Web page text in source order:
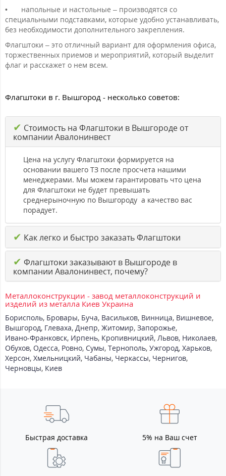
•
напольные и настольные – производятся со
специальными подставками, которые удобно устанавливать,
без необходимости дополнительного закрепления.
Флагштоки – это отличный вариант для оформления офиса,
торжественных приемов и мероприятий, который выделит
флаг и расскажет о нем всем.
Флагштоки в г. Вышгород - несколько советов:
✔ Стоимость на Флагштоки в Вышгороде от
компании Авалонинвест
Цена на услугу Флагштоки формируется на
основании вашего ТЗ после просчета нашими
менеджерами. Мы можем гарантировать что цена
для Флагштоки не будет превышать
среднерыночную по Вышгороду а качество вас
порадует.
✔ Как легко и быстро заказать Флагштоки
✔ Флагштоки заказывают в Вышгороде в
компании Авалонинвест, почему?
Металлоконструкции - завод металлоконструкций и
изделий из металла Киев Украина
Борисполь, Бровары, Буча, Васильков, Винница, Вишневое,
Вышгород, Глеваха, Днепр, Житомир, Запорожье,
Ивано-Франковск, Ирпень, Кропивницкий, Львов, Николаев,
Обухов, Одесса, Ровно, Сумы, Тернополь, Ужгород, Харьков,
Херсон, Хмельницкий, Чабаны, Черкассы, Чернигов,
Черновцы, Киев
Быстрая доставка 5% на Ваш счет